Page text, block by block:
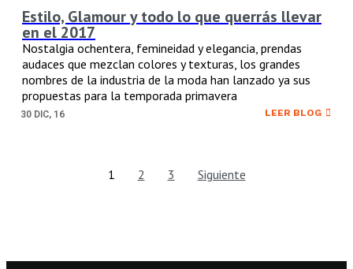
Estilo, Glamour y todo lo que querrás llevar
en el 2017
30 DIC, 16
Nostalgia ochentera, femineidad y elegancia, prendas
audaces que mezclan colores y texturas, los grandes
nombres de la industria de la moda han lanzado ya sus
propuestas para la temporada primavera
LEER BLOG
1 2 3 Siguiente